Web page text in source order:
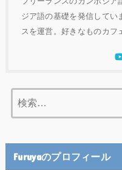
ジア語の基礎を発信してい
スを運営。好きなものカフ
Furuyaのプロフィール